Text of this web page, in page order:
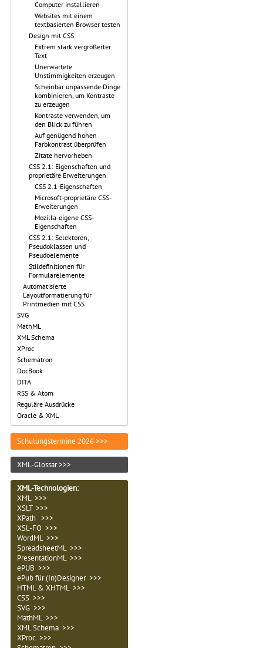
Computer installieren
Websites mit einem
textbasierten Browser testen
Design mit CSS
Extrem stark vergrößerter
Text
Unerwartete
Unstimmigkeiten erzeugen
Scheinbar unpassende Dinge
kombinieren, um Kontraste
zu erzeugen
Kontraste verwenden, um
den Blick zu führen
Auf genügend hohen
Farbkontrast überprüfen
Zitate hervorheben
CSS 2.1: Eigenschaften und
proprietäre Erweiterungen
CSS 2.1-Eigenschaften
Microsoft-proprietäre CSS-
Erweiterungen
Mozilla-eigene CSS-
Eigenschaften
CSS 2.1: Selektoren,
Pseudoklassen und
Pseudoelemente
Stildefinitionen für
Formularelemente
Automatisierte
Layoutformatierung für
Printmedien mit CSS
SVG
MathML
XML Schema
XProc
Schematron
DocBook
DITA
RSS & Atom
Reguläre Ausdrücke
Oracle & XML
Schulungstermine 2026 >>>
XML-Glossar >>>
XML-Technologien:
XML >>>
XSLT >>>
XPath >>>
XSL-FO >>>
WordML >>>
SpreadsheetML >>>
PresentationML >>>
ePUB >>>
ePub für (In)Designer >>>
HTML & XHTML >>>
CSS >>>
SVG >>>
MathML >>>
XML Schema >>>
XProc >>>